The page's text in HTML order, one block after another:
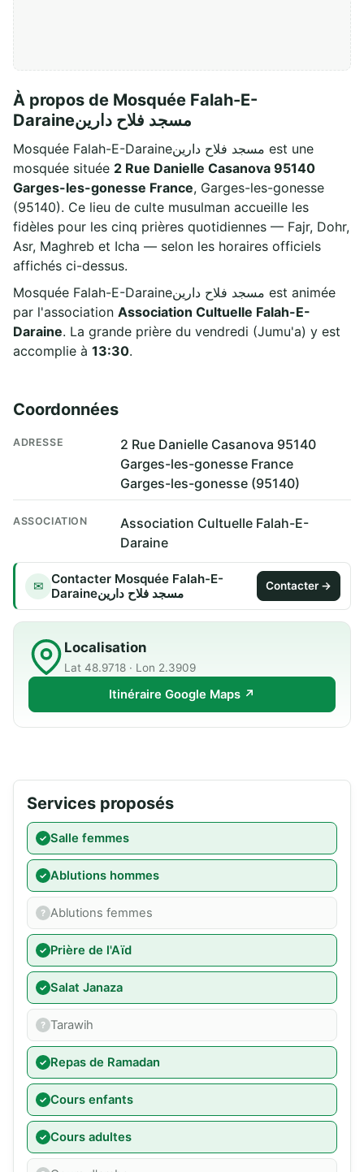
À propos de Mosquée Falah-E-
Daraineمسجد فلاح دارین
Mosquée Falah-E-Daraineمسجد فلاح دارین est une
mosquée située 2 Rue Danielle Casanova 95140
Garges-les-gonesse France, Garges-les-gonesse
(95140). Ce lieu de culte musulman accueille les
fidèles pour les cinq prières quotidiennes — Fajr, Dohr,
Asr, Maghreb et Icha — selon les horaires officiels
affichés ci-dessus.
Mosquée Falah-E-Daraineمسجد فلاح دارین est animée
par l'association Association Cultuelle Falah-E-
Daraine. La grande prière du vendredi (Jumu'a) y est
accomplie à 13:30.
Coordonnées
ADRESSE
2 Rue Danielle Casanova 95140
Garges-les-gonesse France
Garges-les-gonesse (95140)
ASSOCIATION
Association Cultuelle Falah-E-
Daraine
✉ Contacter Mosquée Falah-E-
Daraineمسجد فلاح دارین
Contacter →
Localisation
Lat 48.9718 · Lon 2.3909
Itinéraire Google Maps ↗
Services proposés
Salle femmes
Ablutions hommes
Ablutions femmes
Prière de l'Aïd
Salat Janaza
Tarawih
Repas de Ramadan
Cours enfants
Cours adultes